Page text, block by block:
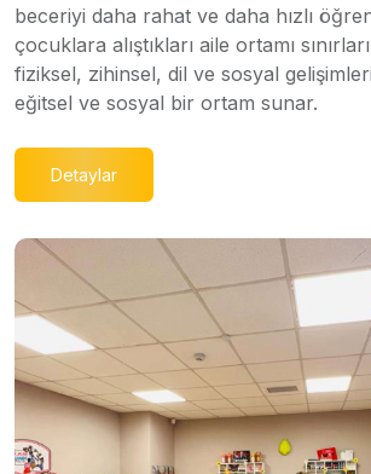
beceriyi daha rahat ve daha hızlı
çocuklara alıştıkları aile ortamı
fiziksel, zihinsel, dil ve sosyal
eğitsel ve sosyal bir ortam sunar.
Detaylar